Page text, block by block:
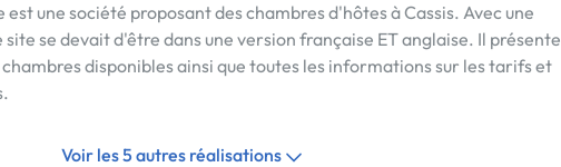
est une société proposant des chambres d'hôtes à Cassis. Avec une
se devait d'être dans une version française ET anglaise. Il présente
disponibles ainsi que toutes les informations sur les tarifs et
Voir les 5 autres réalisations